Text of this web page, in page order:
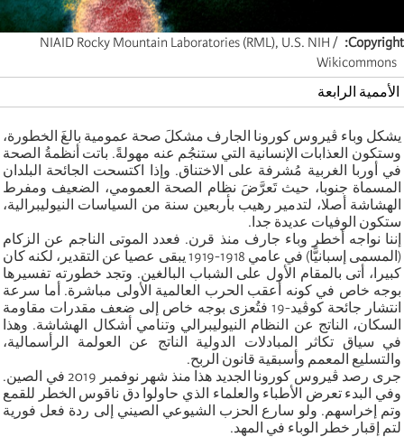
Copyright
NIAID Rocky Mountain Laboratories (RML), U.S. NIH /
Wikicommons
الأممية الرابعة
يشكل وباء ڤيروس كورونا الجارف مشكلَ صحة عمومية بالغَ الخطورة،
وستكون العذابات الإنسانية التي ستنجُم عنه مهولةً. باتت أنظمةُ الصحة
في أوربا الغربية مُشرفة على الاختناق. وإذا اكتسحت الجائحة البلدان
المسماة جنوبا، حيث تَعرَّضَ نظام الصحة العمومي، الضعيف ومفرط
الهشاشة أصلا، لتدمير رهيب بأربعين سنة من السياسات النيوليبرالية،
ستكون الوفيات عديدة جدا.
إننا نواجه أخطر وباء جارف منذ قرن. فعدد الموتى الناجم عن الزكام
(المسمى إسبانيًّا) في عامي 1918-1919 يبقى عصيا عن التقدير، لكنه كان
كبيرا، أتى بالمقام الأول على الشباب البالغين. وتجد خطورته تفسيرها
بوجه خاص في كونه أعقب الحرب العالمية الأولى مباشرة. أما سرعة
انتشار جائحة كوڤيد-19 فتُعزى بوجه خاص إلى ضعف مقدرات مقاومة
السكان، الناتج عن النظام النيوليبرالي وتنامي أشكال الهشاشة. وهذا
في سياق تكاثر المبادلات الدولية الناتج عن العولمة الرأسمالية،
والتسليع المعمم وأسبقية قانون الربح.
جرى رصد ڤيروس كورونا الجديد هذا منذ شهر نوفمبر 2019 في الصين.
وفي البدء تعرض الأطباء والعلماء الذي حاولوا دق ناقوس الخطر للقمع
وتم إخراسهم. ولو سارع الحزب الشيوعي الصيني إلى ردة فعل فورية
لتم إقبار خطر الوباء في المهد.